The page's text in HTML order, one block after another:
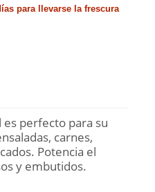
para llevarse la frescura
es perfecto para su
carnes,
Potencia el
y embutidos.